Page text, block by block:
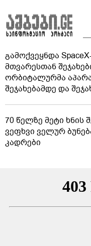
გამოქვეყნდა
მთვარესთან
ორბიტალურმა
შეჯახებამდე და
70 წელზე მეტი ხნის
ვეფხვი ველურ
კადრები